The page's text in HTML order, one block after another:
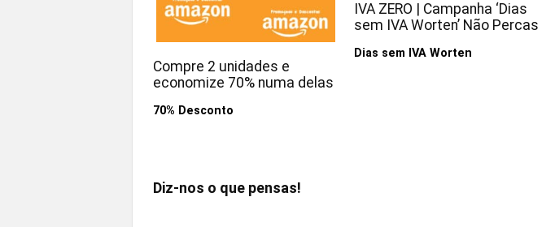
Compre 2 unidades e
economize 70% numa delas
70% Desconto
IVA ZERO | Campanha ‘Dias
sem IVA Worten’ Não Percas
Dias sem IVA Worten
Diz-nos o que pensas!